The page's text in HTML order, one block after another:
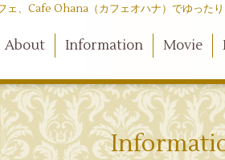
ェ、Cafe Ohana（カフェオハナ）でゆったり
About Information Movie